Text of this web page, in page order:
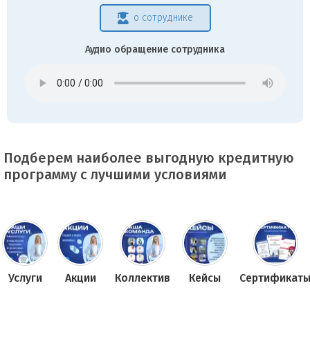
о сотруднике
Аудио обращение сотрудника
Подберем наиболее выгодную кредитную
программу с лучшими условиями
Услуги Акции Коллектив Кейсы Сертификаты